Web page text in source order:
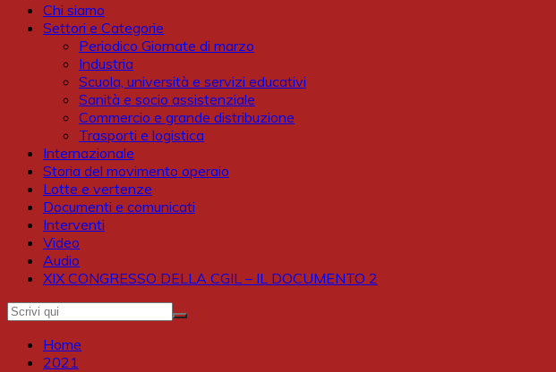
Chi siamo
Settori e Categorie
Periodico Giornate di marzo
Industria
Scuola, università e servizi educativi
Sanità e socio assistenziale
Commercio e grande distribuzione
Trasporti e logistica
Internazionale
Storia del movimento operaio
Lotte e vertenze
Documenti e comunicati
Interventi
Video
Audio
XIX CONGRESSO DELLA CGIL – IL DOCUMENTO 2
Home
2021